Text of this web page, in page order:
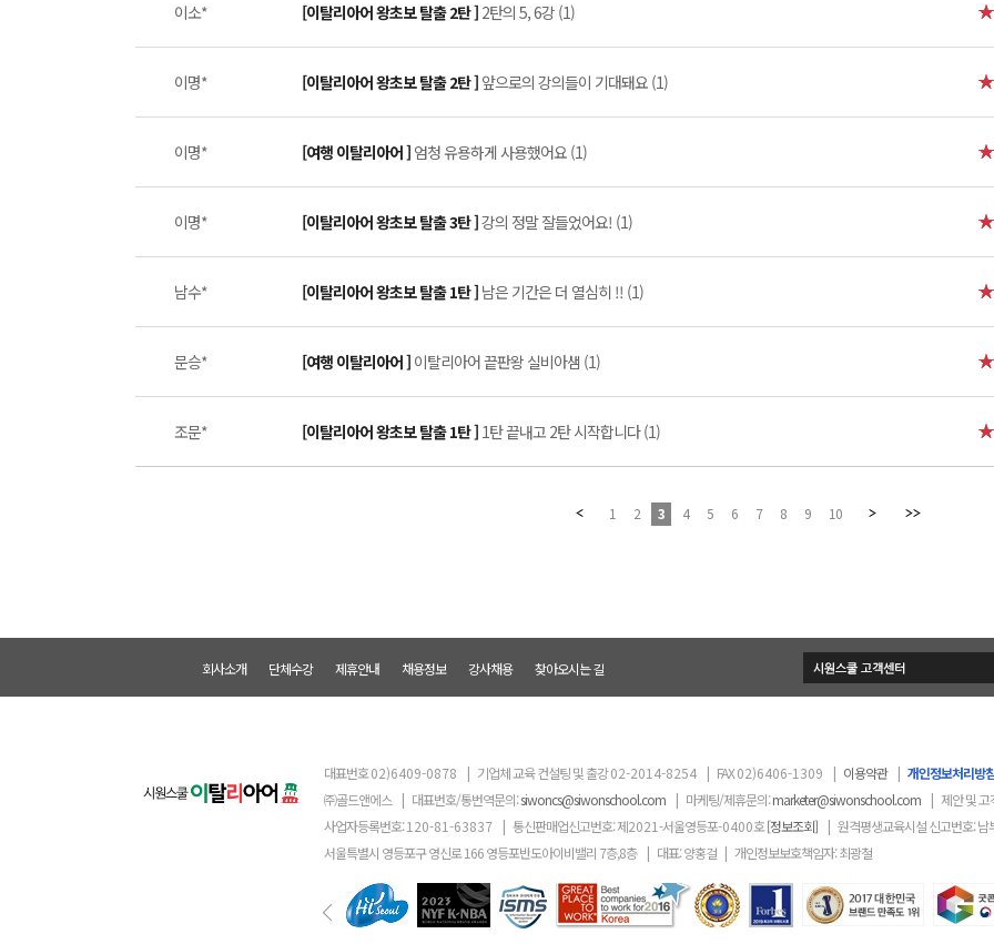
이소* [이탈리아어 왕초보 탈출 2탄 ] 2탄의 5, 6강 (1)
이명* [이탈리아어 왕초보 탈출 2탄 ] 앞으로의 강의들이 기대돼요 (1)
이명* [여행 이탈리아어 ] 엄청 유용하게 사용했어요 (1)
이명* [이탈리아어 왕초보 탈출 3탄 ]강의 정말 잘들었어요! (1)
남수* [이탈리아어 왕초보 탈출 1탄 ] 남은 기간은 더 열심히 !! (1)
문승* [여행 이탈리아어 ] 이탈리아어 끝판왕 실비아샘 (1)
조문* [이탈리아어 왕초보 탈출 1탄 ] 1탄 끝내고 2탄 시작합니다 (1)
1 2 3 4 5 6 7 8 9 10
회사소개 단체수강 제휴안내 채용정보 강사채용 찾아오시는 길
대표번호02)6409-0878 | 기업체 교육 컨설팅 및 출강02-2014-8254 | FAX02)6406-1309 | 이용약관 | 개인정보처리방
㈜골드앤에스 | 대표번호/통번역문의:siwoncs@siwonschool.com | 마케팅/제휴문의:marketer@siwonschool.com | 제안 및
사업자등록번호:120-81-63837 | 통신판매업신고번호: 제2021-서울영등포-0400호[정보조회] | 원격평생교육시설 신고번호: 남
서울특별시 영등포구 영신로 166 영등포반도아이비밸리 7층,8층 | 대표: 양홍걸 | 개인정보보호책임자: 최광철